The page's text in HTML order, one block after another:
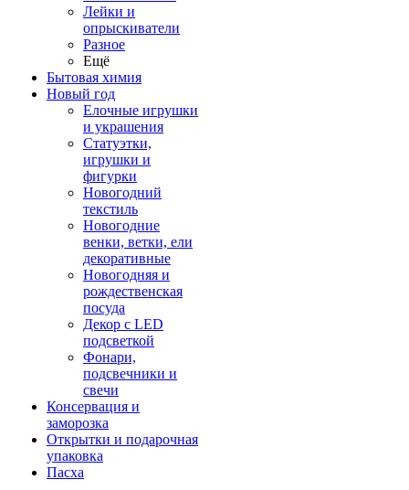
Лейки и
опрыскиватели
Разное
Ещё
Бытовая химия
Новый год
Елочные игрушки
и украшения
Статуэтки,
игрушки и
фигурки
Новогодний
текстиль
Новогодние
венки, ветки, ели
декоративные
Новогодняя и
рождественская
посуда
Декор с LED
подсветкой
Фонари,
подсвечники и
свечи
Консервация и
заморозка
Открытки и подарочная
упаковка
Пасха